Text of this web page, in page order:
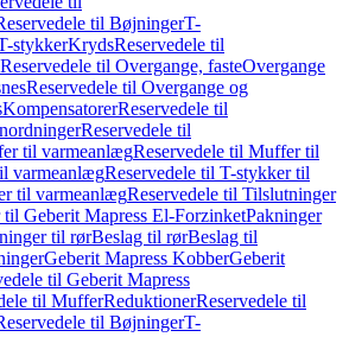
til BøjningerT-
stykkerKrydsReservedele til
Reservedele til Overgange, fasteOvergange
Reservedele til Overgange og
KompensatorerReservedele til
Reservedele til
til varmeanlægReservedele til Muffer til
varmeanlægReservedele til T-stykker til
til varmeanlægReservedele til Tilslutninger
Geberit Mapress El-ForzinketPakninger
til rørBeslag til rørBeslag til
Geberit Mapress KobberGeberit
til Geberit Mapress
til MufferReduktionerReservedele til
til BøjningerT-